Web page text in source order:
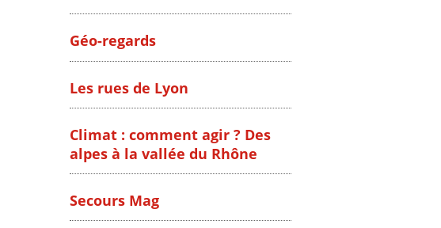
Géo-regards
Les rues de Lyon
Climat : comment agir ? Des
alpes à la vallée du Rhône
Secours Mag